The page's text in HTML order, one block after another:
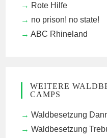
Rote Hilfe
no prison! no state!
ABC Rhineland
WEITERE
CAMPS
Waldbesetzung
Waldbesetzung